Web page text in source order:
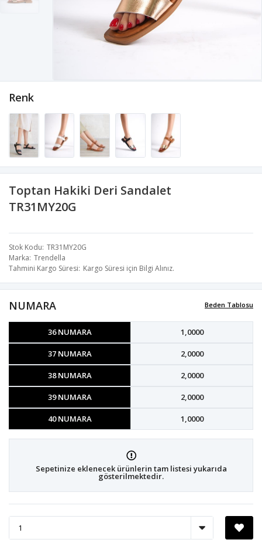
Toptan Hakiki Deri Sandalet
TR31MY20G
Stok Kodu TR31MY20G
Marka Trendella
Tahmini Kargo Süresi Kargo Süresi için Bilgi Alınız.
Renk
Beden Tablosu
NUMARA
36 NUMARA 1,0000
37 NUMARA 2,0000
38 NUMARA 2,0000
39 NUMARA 2,0000
40 NUMARA 1,0000
Sepetinize eklenecek ürünlerin tam listesi yukarıda
gösterilmektedir.